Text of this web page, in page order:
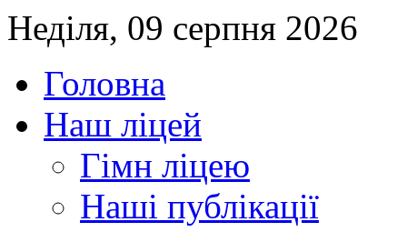
Неділя, 09 серпня 2026
Головна
Наш ліцей
Гімн ліцею
Наші публікації